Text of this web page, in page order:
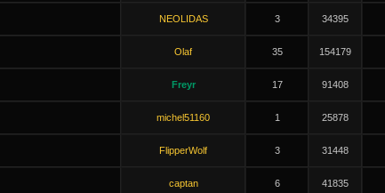
NEOLIDAS 3 34395
Olaf 35 154179
Freyr 17 91408
michel51160 1 25878
FlipperWolf 3 31448
captan 6 41835